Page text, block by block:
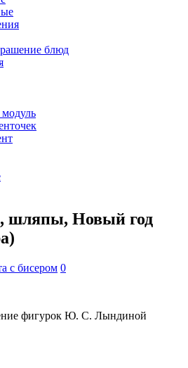
блюд
шляпы, Новый год
с бисером 0
фигурок Ю. С. Лындиной